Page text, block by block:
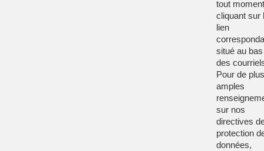
tout
cliquant sur
lien
situé au bas
des
Pour de plus
amples
sur nos
directives
protection
données,